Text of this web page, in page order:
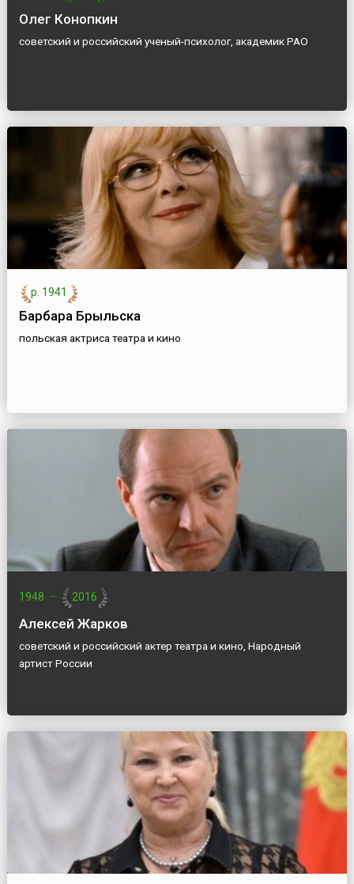
Олег Конопкин
советский и российский ученый-психолог, академик РАО
р. 1941
Барбара Брыльска
польская актриса театра и кино
1948 — 2016
Алексей Жарков
советский и российский актер театра и кино, Народный
артист России